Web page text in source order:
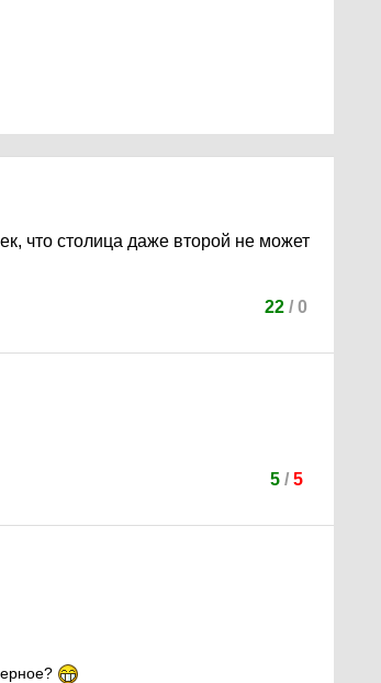
что столица даже второй не может
22 / 0
5/ 5